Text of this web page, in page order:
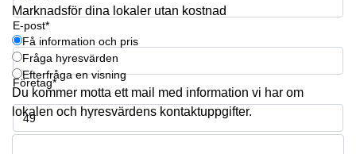
E-post*
Företag*
Telefonnummer*
Marknadsför dina lokaler utan kostnad
Få information och pris
Fråga hyresvärden
Efterfråga en visning
Du kommer motta ett mail med information vi har om
lokalen och hyresvärdens kontaktuppgifter.